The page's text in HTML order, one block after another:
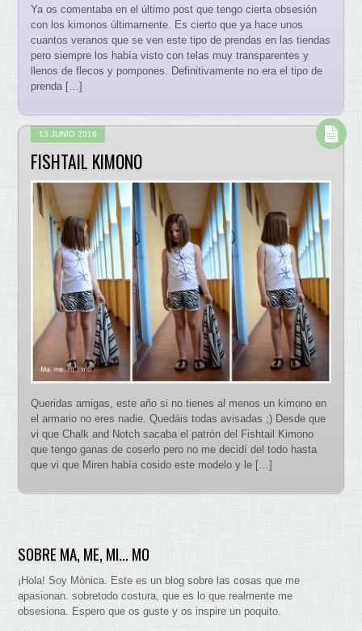
Ya os comentaba en el último post que tengo cierta obsesión
con los kimonos últimamente. Es cierto que ya hace unos
cuantos veranos que se ven este tipo de prendas en las tiendas
pero siempre los había visto con telas muy transparentes y
llenos de flecos y pompones. Definitivamente no era el tipo de
prenda […]
13 JUNIO 2016
FISHTAIL KIMONO
Queridas amigas, este año si no tienes al menos un kimono en
el armario no eres nadie. Quedáis todas avisadas ;) Desde que
vi que Chalk and Notch sacaba el patrón del Fishtail Kimono
que tengo ganas de coserlo pero no me decidí del todo hasta
que vi que Miren había cosido este modelo y le […]
SOBRE MA, ME, MI… MO
¡Hola! Soy Mònica. Este es un blog sobre las cosas que me
apasionan. sobretodo costura, que es lo que realmente me
obsesiona. Espero que os guste y os inspire un poquito.